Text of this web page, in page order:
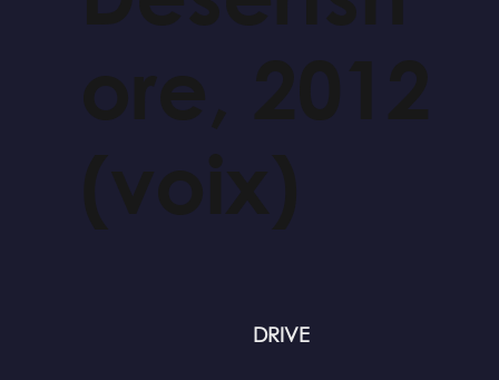
ore, 2012
(voix)
DRIVE